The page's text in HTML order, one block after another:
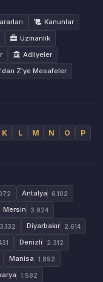
Kanunlar
Uzmanlık
Adliyeler
Z'ye Mesafeler
K L M N O
P
Antalya 6.102
Mersin 3.924
3.132 Diyarbakır 2.614
Denizli 2.312
Manisa 1.892
1.582